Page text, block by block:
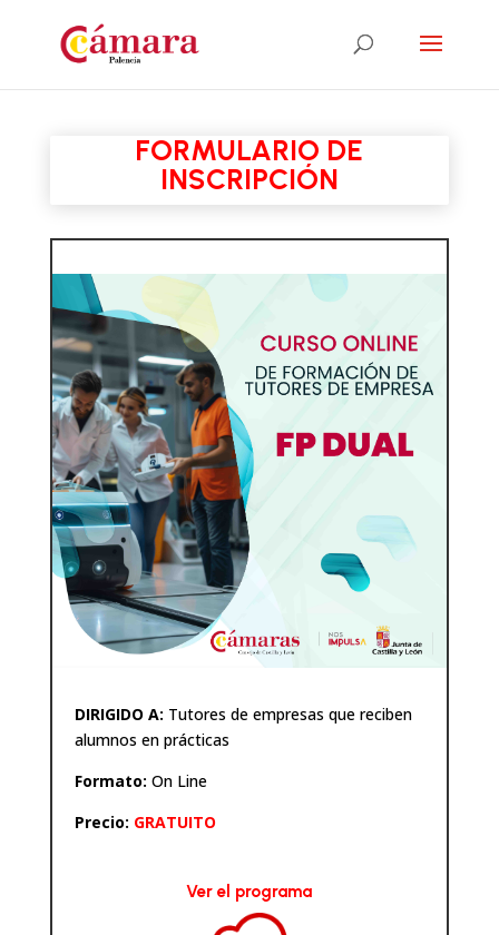
FORMULARIO DE
INSCRIPCIÓN
DIRIGIDO A: Tutores de empresas que reciben
alumnos en prácticas
Formato: On Line
Precio: GRATUITO
Ver el programa